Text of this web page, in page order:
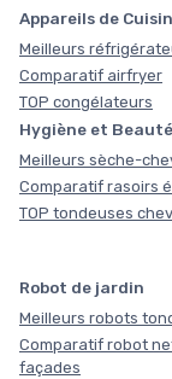
Appareils de
Meilleurs
Comparatif airfryer
TOP congélateurs
Hygiène et Beauté
Meilleurs sèche-
Comparatif rasoirs
TOP tondeuses
Robot de jardin
Meilleurs robots
Comparatif robot
façades